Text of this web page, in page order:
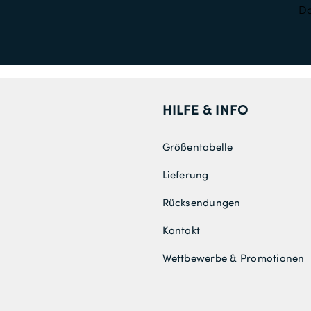
HILFE & INFO
Größentabelle
Lieferung
Rücksendungen
Kontakt
Wettbewerbe & Promotionen